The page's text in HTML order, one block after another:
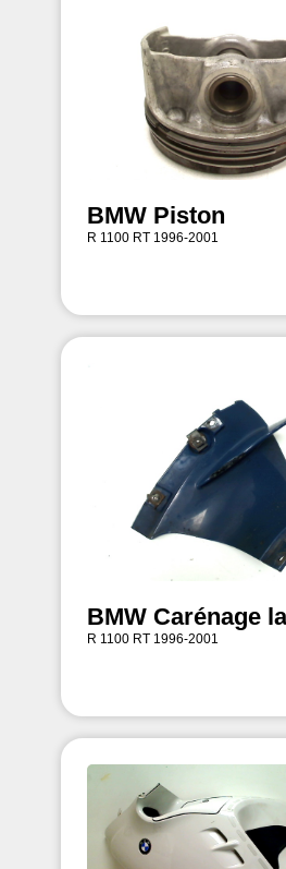
BMW Piston
R 1100 RT 1996-2001
BMW Carénage
R 1100 RT 1996-2001